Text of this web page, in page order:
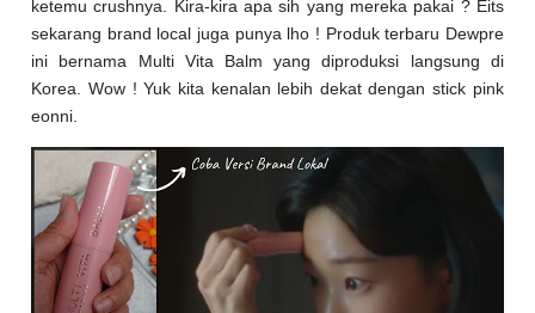
ketemu crushnya. Kira-kira apa sih yang mereka pakai ? Eits
sekarang brand local juga punya lho ! Produk terbaru Dewpre
ini bernama Multi Vita Balm yang diproduksi langsung di
Korea. Wow ! Yuk kita kenalan lebih dekat dengan stick pink
eonni.